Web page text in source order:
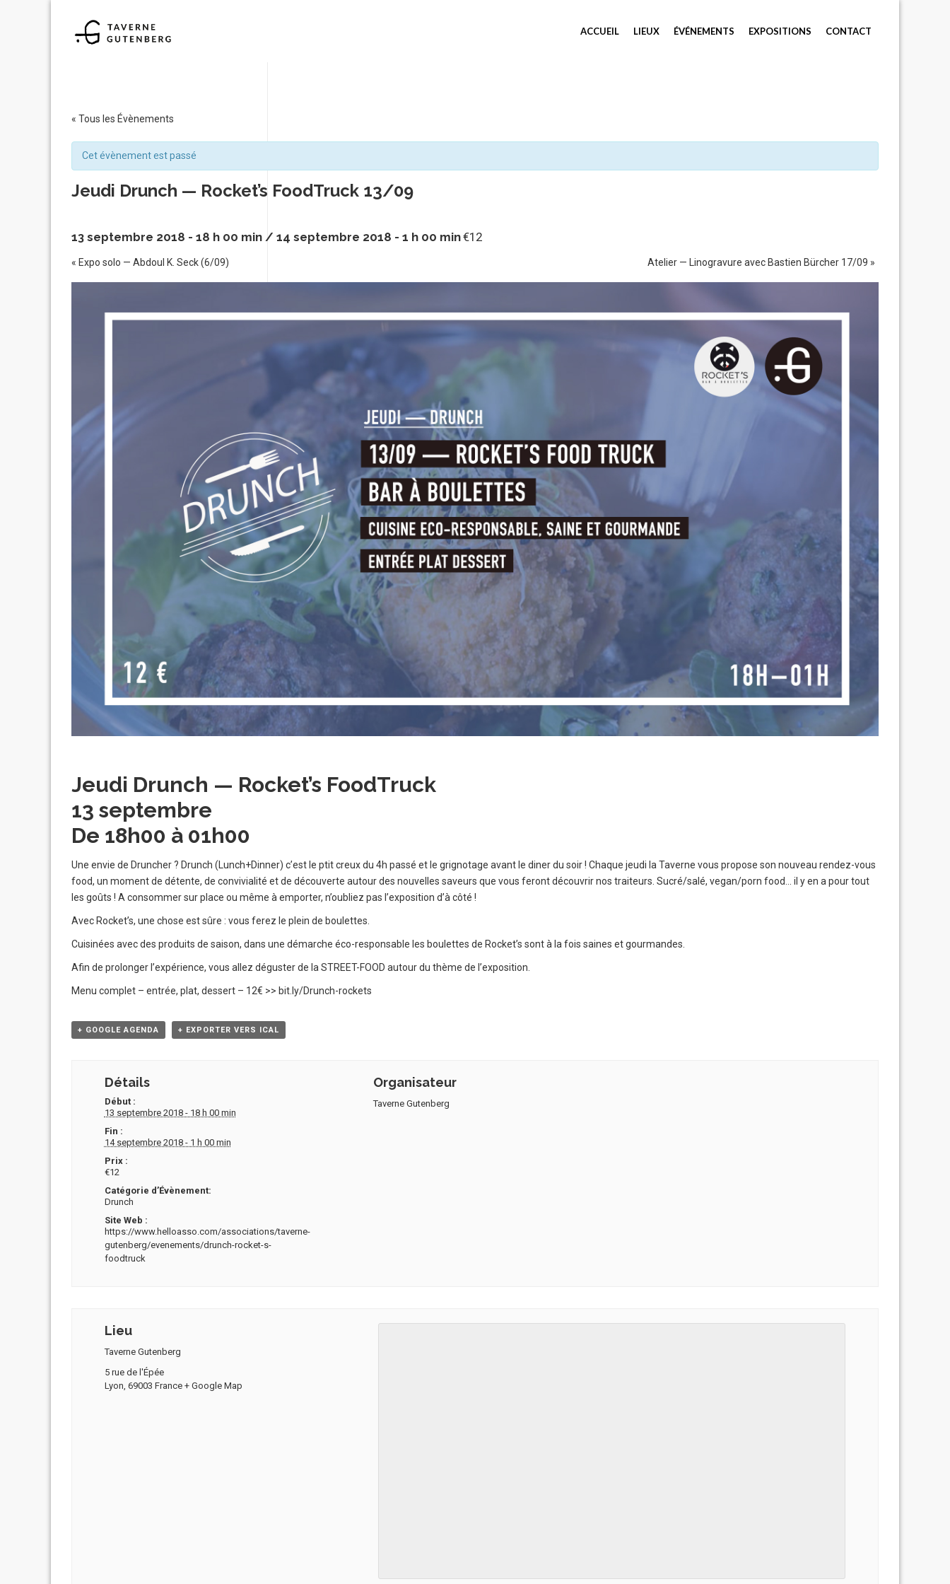
ACCUEIL LIEUX ÉVÉNEMENTS EXPOSITIONS CONTACT
« Tous les Évènements
Cet évènement est passé
Jeudi Drunch — Rocket’s FoodTruck 13/09
13 septembre 2018 - 18 h 00 min/ 14 septembre 2018 - 1 h 00 min€12
« Expo solo — Abdoul K. Seck (6/09) Atelier — Linogravure avec Bastien Bürcher 17/09 »
Jeudi Drunch — Rocket’s FoodTruck
13 septembre
De 18h00 à 01h00
Une envie de Druncher ? Drunch (Lunch+Dinner) c’est le ptit creux du 4h passé et le grignotage avant le diner du soir ! Chaque jeudi la Taverne vous propose son nouveau rendez-vous
food, un moment de détente, de convivialité et de découverte autour des nouvelles saveurs que vous feront découvrir nos traiteurs. Sucré/salé, vegan/porn food… il y en a pour tout
les goûts ! A consommer sur place ou même à emporter, n’oubliez pas l’exposition d’à côté !
Avec Rocket’s, une chose est sûre : vous ferez le plein de boulettes.
Cuisinées avec des produits de saison, dans une démarche éco-responsable les boulettes de Rocket’s sont à la fois saines et gourmandes.
Afin de prolonger l’expérience, vous allez déguster de la STREET-FOOD autour du thème de l’exposition.
Menu complet – entrée, plat, dessert – 12€ >> bit.ly/Drunch-rockets
+ GOOGLE AGENDA + EXPORTER VERS ICAL
Détails
Début :
13 septembre 2018 - 18 h 00 min
Fin :
14 septembre 2018 - 1 h 00 min
Prix :
€12
Catégorie d’Évènement:
Drunch
Site Web :
https://www.helloasso.com/associations/taverne-
gutenberg/evenements/drunch-rocket-s-
foodtruck
Organisateur
Taverne Gutenberg
Lieu
Taverne Gutenberg
5 rue de l'Épée
Lyon 69003 France + Google Map